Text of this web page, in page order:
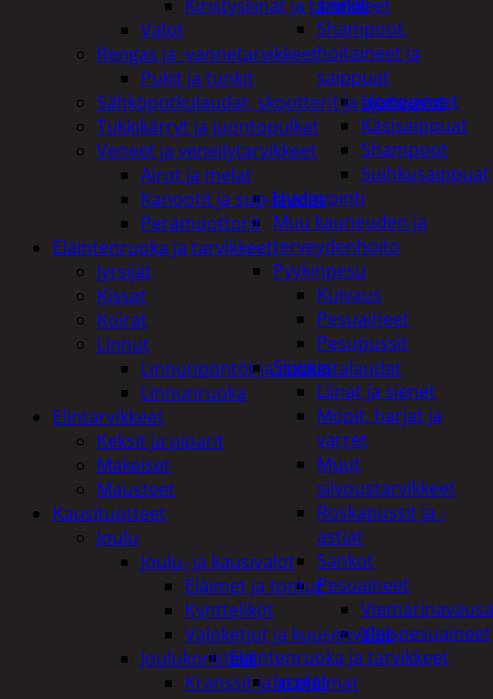
Shampoot,
hoitaineet ja
saippuat
Hoitoaineet
Käsisaippuat
Shampoot
Suihkusaippuat
Hyvinvointi
Muu kauneuden ja
terveydenhoito
Pyykinpesu
Kuivaus
Pesuaineet
Pesupussit
Siivous
Liinat ja sienet
Mopit, harjat ja
varret
Muut
siivoustarvikkeet
Roskapussit ja -
astiat
Sankot
Pesuaineet
Yleispesuaineet
Eläintenruoka ja tarvikkeet
Jyrsijät
Kiristysliinat ja tarvikkeet
Valot
Rengas ja -vannetarvikkeet
Pukit ja tunkit
Sähköpotkulaudat, skootterit ja ajoneuvot
Tukkikärryt ja juontopulkat
Veneet ja veneilytarvikkeet
Airot ja melat
Kanootit ja sup-laudat
Perämoottorit
Eläintenruoka ja tarvikkeet
Jyrsijät
Kissat
Koirat
Linnut
Linnunpöntöt ja ruokintalaudat
Linnunruoka
Elintarvikkeet
Keksit ja piparit
Makeiset
Mausteet
Kausituotteet
Joulu
Joulu- ja kausivalot
Eläimet ja tontut
Kyntteliköt
Valoketjut ja kuusenvalot
Joulukoristeet
Kranssit ja asetelmat